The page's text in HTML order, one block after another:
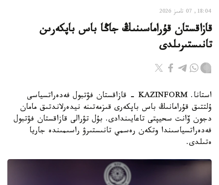
18:04, 07 تامىز 2026
قازاقستان قۇراماسىنىڭ جاڭا باس باپكەرىن
تانىستىرىلدى
استانا. KAZINFORM - قازاقستان فۋتبول فەدەراتسياسى
ۇلتتىق قۇرامانىڭ باس باپكەرى قىزمەتىنە نيدەرلاندتىق مامان
دجون ۆانت سحيپتى تاعايىندادى. بۇل تۋرالى قازاقستان فۋتبول
فەدەراتسياسىندا وتكەن رەسمي تانىستىرۋ راسىمىندە جاريا
ەتىلدى.